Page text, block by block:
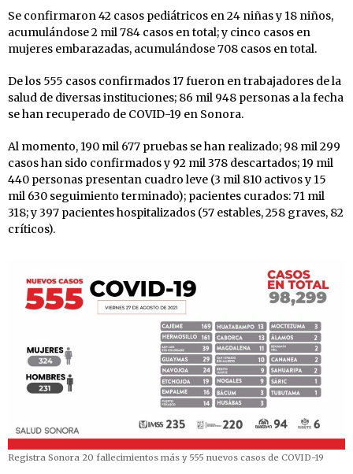
Se confirmaron 42 casos pediátricos en 24 niñas y 18 niños,
acumulándose 2 mil 784 casos en total; y cinco casos en
mujeres embarazadas, acumulándose 708 casos en total.
De los 555 casos confirmados 17 fueron en trabajadores de la
salud de diversas instituciones; 86 mil 948 personas a la fecha
se han recuperado de COVID-19 en Sonora.
Al momento, 190 mil 677 pruebas se han realizado; 98 mil 299
casos han sido confirmados y 92 mil 378 descartados; 19 mil
440 personas presentan cuadro leve (3 mil 810 activos y 15
mil 630 seguimiento terminado); pacientes curados: 71 mil
318; y 397 pacientes hospitalizados (57 estables, 258 graves, 82
críticos).
Registra Sonora 20 fallecimientos más y 555 nuevos casos de COVID-19